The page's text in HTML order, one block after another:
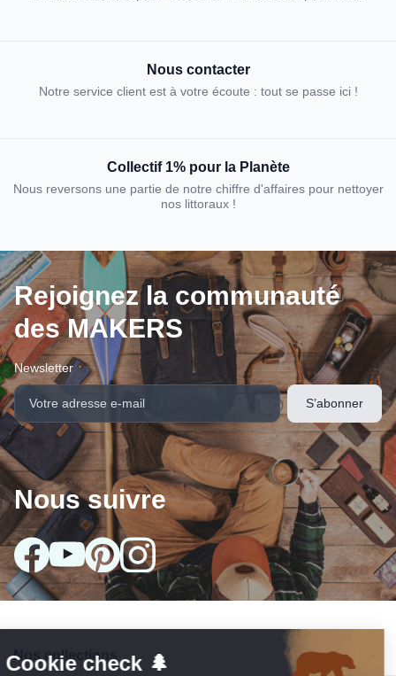
Nous contacter
Notre service client est à votre écoute : tout se passe ici !
Collectif 1% pour la Planète
Nous reversons une partie de notre chiffre d'affaires pour nettoyer
nos littoraux !
Rejoignez la communauté
des MAKERS
Newsletter
Nous suivre
Nos collections arrow_drop_down